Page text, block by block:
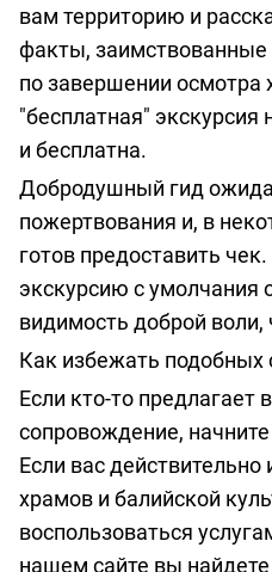
вам территорию и
факты,
по завершении осмотра
"бесплатная"
и бесплатна.
Добродушный гид
пожертвования и, в
готов предоставить
экскурсию с умолчания
видимость доброй
Как избежать подобных
Если кто-то предлагает
сопровождение,
Если вас действительно
храмов и балийской
воспользоваться
нашем сайте вы